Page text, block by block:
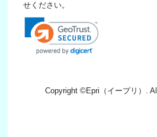
せください。
Copyright ©Epri（イープリ） .